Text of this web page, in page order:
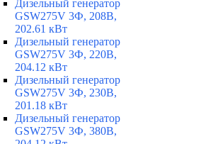
Дизельный генератор
GSW275V 3Ф, 208В,
202.61 кВт
Дизельный генератор
GSW275V 3Ф, 220В,
204.12 кВт
Дизельный генератор
GSW275V 3Ф, 230В,
201.18 кВт
Дизельный генератор
GSW275V 3Ф, 380В,